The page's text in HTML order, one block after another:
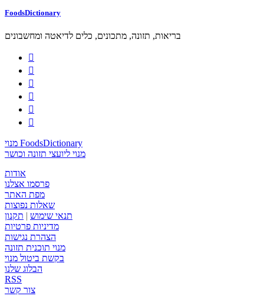
FoodsDictionary
בריאות, תזונה, מתכונים, כלים לדיאטה ומחשבונים






מנוי FoodsDictionary
מנוי ליועצי תזונה וכושר
אודות
פרסמו אצלנו
מפת האתר
שאלות נפוצות
תנאי שימוש | תקנון
מדיניות פרטיות
הצהרת נגישות
מנוי תוכנית תזונה
בקשת ביטול מנוי
הבלוג שלנו
RSS
צור קשר